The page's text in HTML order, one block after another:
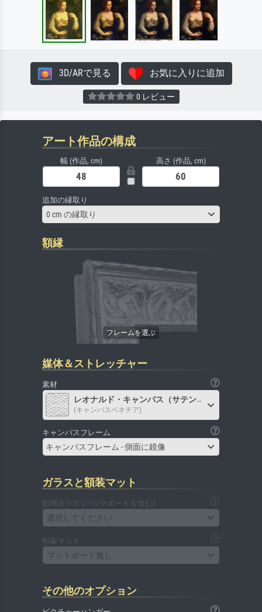
3D/ARで見る お気に入りに追加
0 レビュー
アート作品の構成
幅 (作品, cm) 高さ (作品, cm)
追加の縁取り
0 cm の縁取り
額縁
媒体＆ストレッチャー
素材
レオナルド・キャンバス（サテン）
(キャンバスベネチア)
キャンバスフレーム
キャンバスフレーム - 側面に鏡像
ガラスと額装マット
額用ガラス (バックボードを含む)
選択してください
額装マット
マットボード無し
その他のオプション